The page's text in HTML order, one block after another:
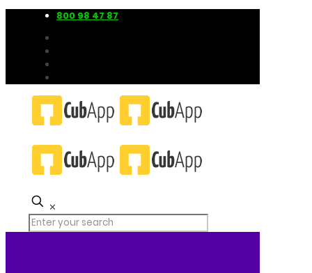
800 98 47 87
✕